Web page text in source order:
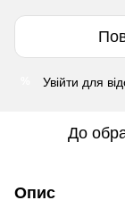
Увійти для
До
Опис